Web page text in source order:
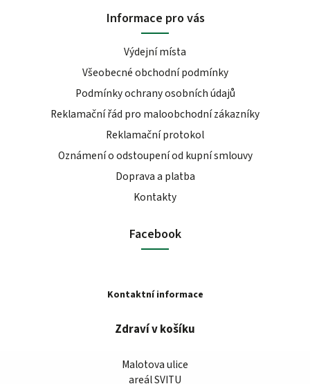
Informace pro vás
Výdejní místa
Všeobecné obchodní podmínky
Podmínky ochrany osobních údajů
Reklamační řád pro maloobchodní zákazníky
Reklamační protokol
Oznámení o odstoupení od kupní smlouvy
Doprava a platba
Kontakty
Facebook
Kontaktní informace
Zdraví v košíku
Malotova ulice
areál SVITU